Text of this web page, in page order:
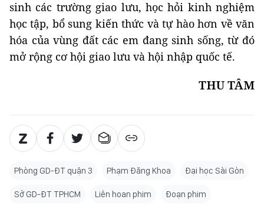
sinh các trường giao lưu, học hỏi kinh nghiệm
học tập, bổ sung kiến thức và tự hào hơn về văn
hóa của vùng đất các em đang sinh sống, từ đó
mở rộng cơ hội giao lưu và hội nhập quốc tế.
THU TÂM
Phòng GD-ĐT quận 3 Phạm Đăng Khoa Đại học Sài Gòn
Sở GD-ĐT TPHCM Liên hoan phim Đoạn phim